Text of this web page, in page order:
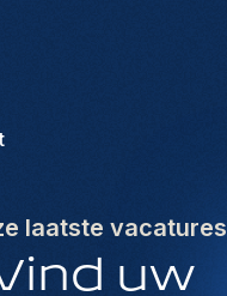
laatste vacatures
uw